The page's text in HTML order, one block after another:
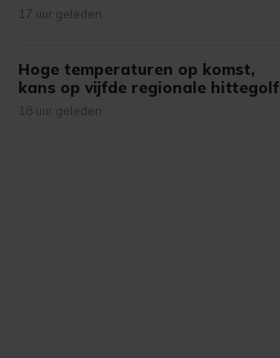
17 uur geleden
Hoge temperaturen op komst,
kans op vijfde regionale hittegolf
18 uur geleden